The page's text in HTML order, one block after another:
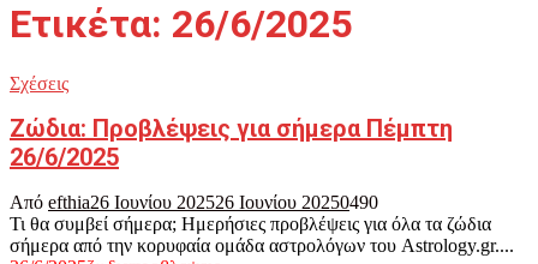
Ετικέτα: 26/6/2025
Σχέσεις
Ζώδια: Προβλέψεις για σήμερα Πέμπτη
26/6/2025
Από efthia26 Ιουνίου 202526 Ιουνίου 20250490
Τι θα συμβεί σήμερα; Ημερήσιες προβλέψεις για όλα τα ζώδια
σήμερα από την κορυφαία ομάδα αστρολόγων του Astrology.gr....